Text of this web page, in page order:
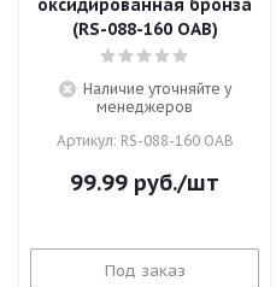
оксидированная бронза
(RS-088-160 OAB)
Наличие уточняйте у
менеджеров
Артикул: RS-088-160 OAB
99.99 руб./шт
Под заказ